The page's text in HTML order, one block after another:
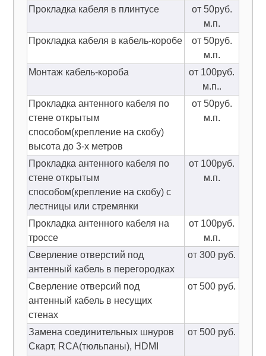
Прокладка кабеля в плинтусе
от 50руб.
м.п.
Прокладка кабеля в кабель-коробе
от 50руб.
м.п.
Монтаж кабель-короба
от 100руб.
м.п..
Прокладка антенного кабеля по
стене открытым
способом(крепление на скобу)
высота до 3-х метров
от 50руб.
м.п.
Прокладка антенного кабеля по
стене открытым
способом(крепление на скобу) с
лестницы или стремянки
от 100руб.
м.п.
Прокладка антенного кабеля на
троссе
от 100руб.
м.п.
Сверление отверстий под
антенный кабель в перегородках
от 300 руб.
Сверление отверсий под
антенный кабель в несущих
стенах
от 500 руб.
Замена соединительных шнуров
Скарт, RCA(тюльпаны), HDMI
от 500 руб.